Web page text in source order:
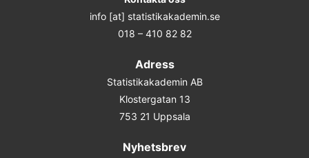
info [at] statistikakademin.se
018 – 410 82 82
Adress
Statistikakademin AB
Klostergatan 13
753 21 Uppsala
Nyhetsbrev